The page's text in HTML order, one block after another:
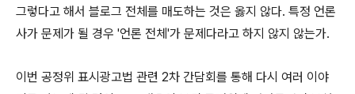
그렇다고 해서 블로그 전체를 매도하는 것은 옳지 않다. 특정 언론
사가 문제가 될 경우 '언론 전체'가 문제다라고 하지 않지 않는가.
이번 공정위 표시광고법 관련 2차 간담회를 통해 다시 여러 이야